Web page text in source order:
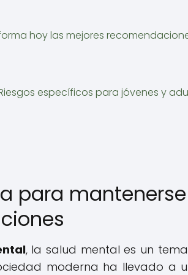
hoy las mejores
específicos para jóvenes y
para
, la salud mental es un
moderna ha llevado a